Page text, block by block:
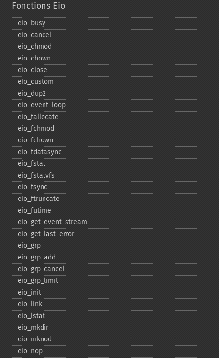
Fonctions Eio
eio_​busy
eio_​cancel
eio_​chmod
eio_​chown
eio_​close
eio_​custom
eio_​dup2
eio_​event_​loop
eio_​fallocate
eio_​fchmod
eio_​fchown
eio_​fdatasync
eio_​fstat
eio_​fstatvfs
eio_​fsync
eio_​ftruncate
eio_​futime
eio_​get_​event_​stream
eio_​get_​last_​error
eio_​grp
eio_​grp_​add
eio_​grp_​cancel
eio_​grp_​limit
eio_​init
eio_​link
eio_​lstat
eio_​mkdir
eio_​mknod
eio_​nop